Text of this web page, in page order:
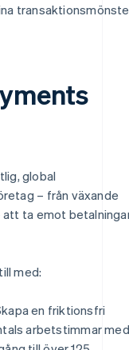
global
– från växande
ta emot
med:
en friktionsfri
arbetstimmar med